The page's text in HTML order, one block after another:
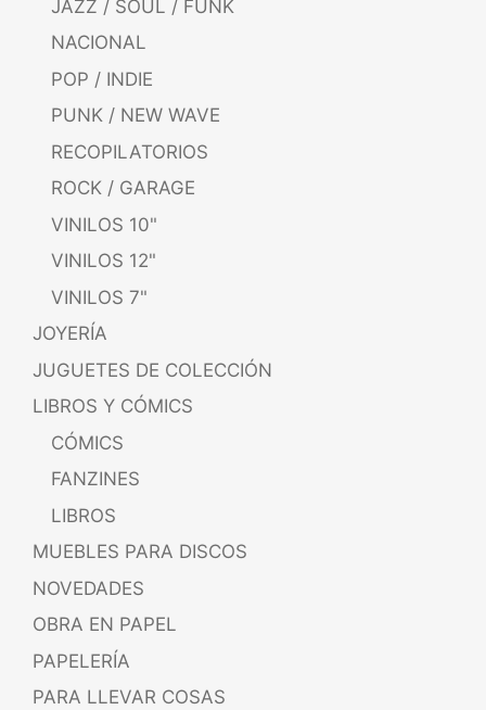
JAZZ / SOUL / FUNK
NACIONAL
POP / INDIE
PUNK / NEW WAVE
RECOPILATORIOS
ROCK / GARAGE
VINILOS 10"
VINILOS 12"
VINILOS 7"
JOYERÍA
JUGUETES DE COLECCIÓN
LIBROS Y CÓMICS
CÓMICS
FANZINES
LIBROS
MUEBLES PARA DISCOS
NOVEDADES
OBRA EN PAPEL
PAPELERÍA
PARA LLEVAR COSAS